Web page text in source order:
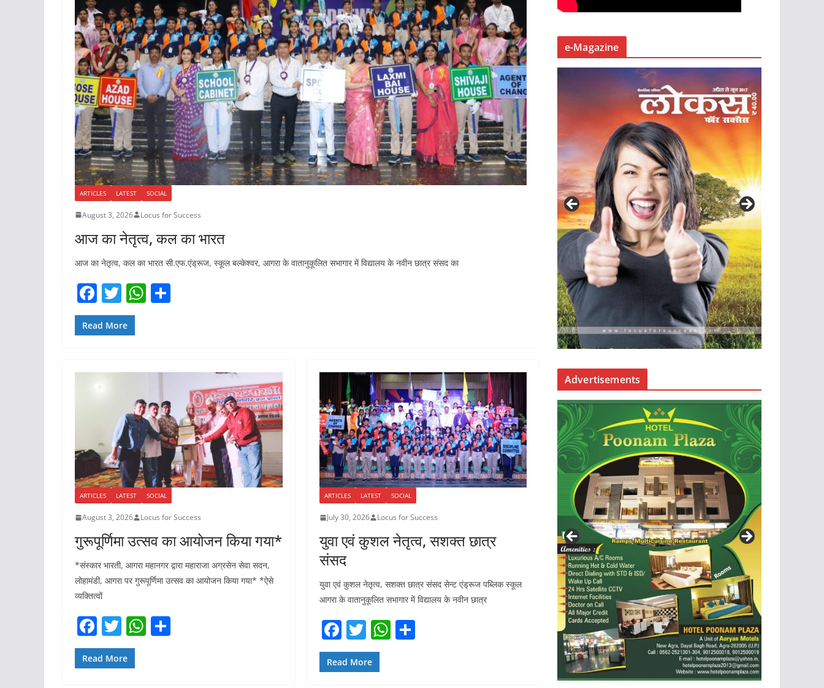
ARTICLES LATEST SOCIAL
August 3, 2026 Locus for Success
आज का नेतृत्व, कल का भारत
आज का नेतृत्व, कल का भारत सी.एफ.एंड्रूज, स्कूल बल्केश्वर, आगरा के वातानुकूलित सभागार में विद्यालय के नवीन छात्र संसद का
F
a
c
b
o
T
w
itt
W
A
p
Read More
ARTICLES LATEST SOCIAL
August 3, 2026 Locus for Success
गुरूपूर्णिमा उत्सव का आयोजन किया गया*
*संस्कार भारती, आगरा महानगर द्वारा महाराजा अग्रसेन सेवा सदन,
लोहामंडी, आगरा पर गुरूपूर्णिमा उत्सव का आयोजन किया गया* *ऐसे
व्यक्तित्वों
F
a
c
T
w
itt
W
Read More
ARTICLES LATEST SOCIAL
July 30, 2026 Locus for Success
युवा एवं कुशल नेतृत्व, सशक्त छात्र
संसद
युवा एवं कुशल नेतृत्व, सशक्त छात्र संसद सेन्ट एंड्रूज पब्लिक स्कूल
आगरा के वातानुकूलित सभागार में विद्यालय के नवीन छात्र
F
a
c
T
w
itt
W S
Read More
e-Magazine
Advertisements